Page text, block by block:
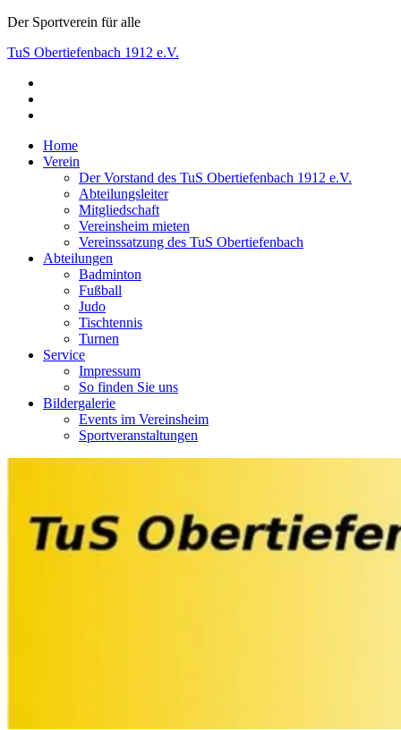
Skip
content
Der Sportverein für alle
TuS Obertiefenbach 1912 e.V.
Der Sportverein für alle
Home
Verein
Der Vorstand des TuS Obertiefenbach 1912 e.V.
Abteilungsleiter
Mitgliedschaft
Vereinsheim mieten
Vereinssatzung des TuS Obertiefenbach
Abteilungen
Badminton
Fußball
Judo
Tischtennis
Turnen
Service
Impressum
So finden Sie uns
Bildergalerie
Events im Vereinsheim
Sportveranstaltungen